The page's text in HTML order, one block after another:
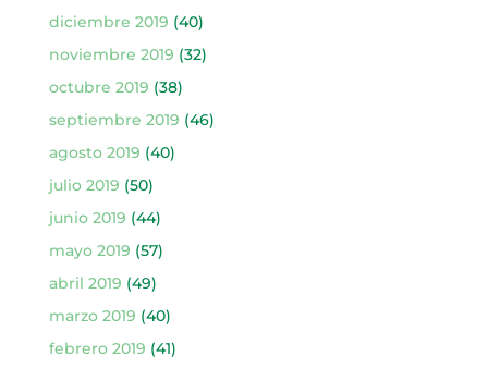
diciembre 2019 (40)
noviembre 2019 (32)
octubre 2019 (38)
septiembre 2019 (46)
agosto 2019 (40)
julio 2019 (50)
junio 2019 (44)
mayo 2019 (57)
abril 2019 (49)
marzo 2019 (40)
febrero 2019 (41)